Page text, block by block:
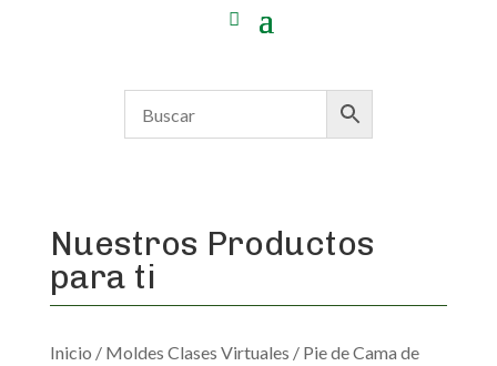
Nuestros Productos
para ti
Inicio / Moldes Clases Virtuales / Pie de Cama de